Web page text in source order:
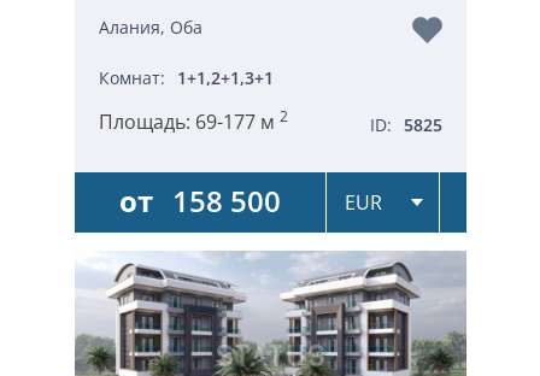
Алания, Оба
Комнат: 1+1,2+1,3+1
Площадь: 69-177 м 2 ID: 5825
от 158 500